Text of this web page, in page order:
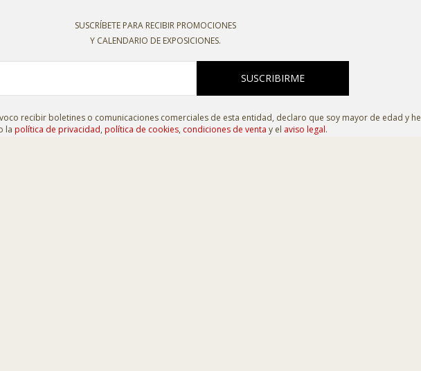
SUSCRÍBETE PARA RECIBIR PROMOCIONES
Y CALENDARIO DE EXPOSICIONES.
SUSCRIBIRME
recibir boletines o comunicaciones comerciales de esta entidad, declaro que soy mayor de edad y he
la política de privacidad, política de cookies, condiciones de venta y el aviso legal.